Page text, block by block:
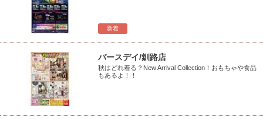
新着
バースデイ/釧路店
秋はどれ着る？New Arrival Collection！おもちゃや食品
もあるよ！！